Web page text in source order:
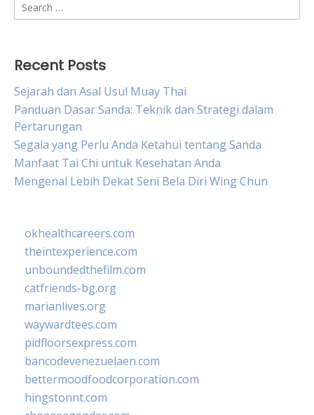
for:
Recent Posts
Sejarah dan Asal Usul Muay Thai
Panduan Dasar Sanda: Teknik dan Strategi dalam
Pertarungan
Segala yang Perlu Anda Ketahui tentang Sanda
Manfaat Tai Chi untuk Kesehatan Anda
Mengenal Lebih Dekat Seni Bela Diri Wing Chun
okhealthcareers.com
theintexperience.com
unboundedthefilm.com
catfriends-bg.org
marianlives.org
waywardtees.com
pidfloorsexpress.com
bancodevenezuelaen.com
bettermoodfoodcorporation.com
hingstonnt.com